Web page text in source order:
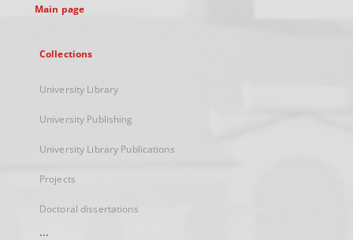
Main page
Collections
University Library
University Publishing
University Library Publications
Projects
Doctoral dissertations
...